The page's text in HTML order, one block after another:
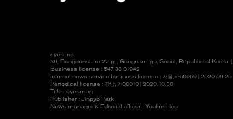
eyes inc.
39, Bongeunsa-ro 22-gil, Gangnam-gu, Seoul, Republic of Korea |
Business license : 547 88 01942
Internet news service business license : 서울,자60059 | 2020.09.25
Periodical license : 강남, 가00010 | 2020.10.30
Title : eyesmag
Publisher : Jinpyo Park
News manager & Editorial officer : Youlim Heo